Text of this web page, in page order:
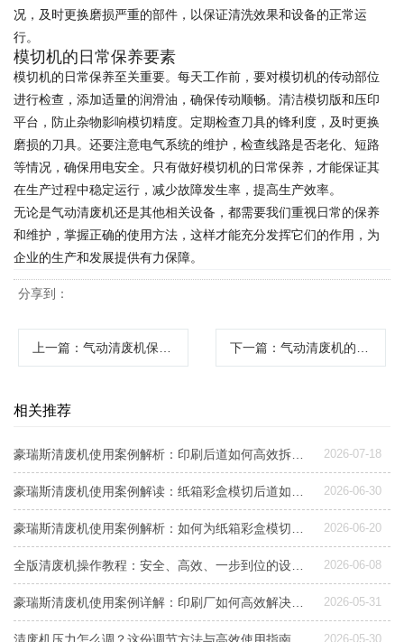
况，及时更换磨损严重的部件，以保证清洗效果和设备的正常运
行。
模切机的日常保养要素
模切机的日常保养至关重要。每天工作前，要对模切机的传动部位
进行检查，添加适量的润滑油，确保传动顺畅。清洁模切版和压印
平台，防止杂物影响模切精度。定期检查刀具的锋利度，及时更换
磨损的刀具。还要注意电气系统的维护，检查线路是否老化、短路
等情况，确保用电安全。只有做好模切机的日常保养，才能保证其
在生产过程中稳定运行，减少故障发生率，提高生产效率。
无论是气动清废机还是其他相关设备，都需要我们重视日常的保养
和维护，掌握正确的使用方法，这样才能充分发挥它们的作用，为
企业的生产和发展提供有力保障。
分享到：
上一篇 ：气动清废机保养与常见问题解答 下一篇 ：气动清废机的保养与维护
相关推荐
2026-07-18
2026-06-30
2026-06-20
2026-06-08
2026-05-31
2026-05-30